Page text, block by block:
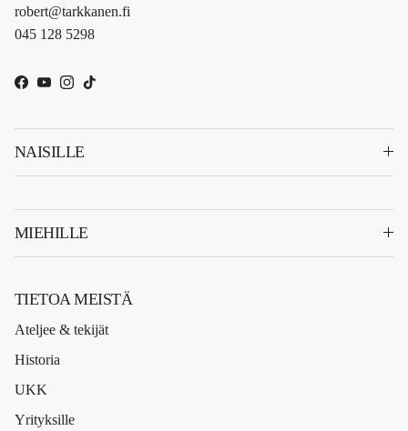
robert@tarkkanen.fi
045 128 5298
Facebook
YouTube
Instagram
TikTok
NAISILLE
MIEHILLE
TIETOA MEISTÄ
Ateljee & tekijät
Historia
UKK
Yrityksille